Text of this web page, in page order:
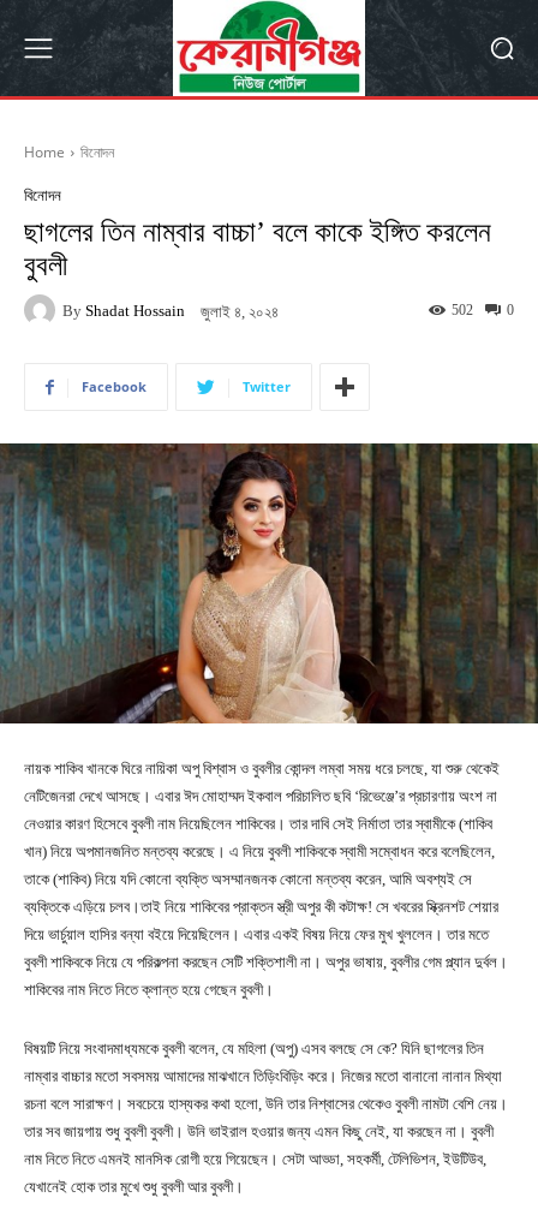
Home বিনোদন
বিনোদন
ছাগলের তিন নাম্বার বাচ্চা’ বলে কাকে ইঙ্গিত করলেন
বুবলী
By Shadat Hossain জুলাই ৪, ২০২৪ 0
502
Facebook Twitter
নায়ক শাকিব খানকে ঘিরে নায়িকা অপু বিশ্বাস ও বুবলীর কোন্দল লম্বা সময় ধরে চলছে, যা শুরু থেকেই
নেটিজেনরা দেখে আসছে। এবার ঈদ মোহাম্মদ ইকবাল পরিচালিত ছবি ‘রিভেঞ্জে’র প্রচারণায় অংশ না
নেওয়ার কারণ হিসেবে বুবলী নাম নিয়েছিলেন শাকিবের। তার দাবি সেই নির্মাতা তার স্বামীকে (শাকিব
খান) নিয়ে অপমানজনিত মন্তব্য করেছে। এ নিয়ে বুবলী শাকিবকে স্বামী সম্বোধন করে বলেছিলেন,
তাকে (শাকিব) নিয়ে যদি কোনো ব্যক্তি অসম্মানজনক কোনো মন্তব্য করেন, আমি অবশ্যই সে
ব্যক্তিকে এড়িয়ে চলব।তাই নিয়ে শাকিবের প্রাক্তন স্ত্রী অপুর কী কটাক্ষ! সে খবরের স্ক্রিনশট শেয়ার
দিয়ে ভার্চুয়াল হাসির বন্যা বইয়ে দিয়েছিলেন। এবার একই বিষয় নিয়ে ফের মুখ খুললেন। তার মতে
বুবলী শাকিবকে নিয়ে যে পরিকল্পনা করছেন সেটি শক্তিশালী না। অপুর ভাষায়, বুবলীর গেম প্ল্যান দুর্বল।
শাকিবের নাম নিতে নিতে ক্লান্ত হয়ে গেছেন বুবলী।
বিষয়টি নিয়ে সংবাদমাধ্যমকে বুবলী বলেন, যে মহিলা (অপু) এসব বলছে সে কে? যিনি ছাগলের তিন
নাম্বার বাচ্চার মতো সবসময় আমাদের মাঝখানে তিড়িংবিড়িং করে। নিজের মতো বানানো নানান মিথ্যা
রচনা বলে সারাক্ষণ। সবচেয়ে হাস্যকর কথা হলো, উনি তার নিশ্বাসের থেকেও বুবলী নামটা বেশি নেয়।
তার সব জায়গায় শুধু বুবলী বুবলী। উনি ভাইরাল হওয়ার জন্য এমন কিছু নেই, যা করছেন না। বুবলী
নাম নিতে নিতে এমনই মানসিক রোগী হয়ে গিয়েছেন। সেটা আড্ডা, সহকর্মী, টেলিভিশন, ইউটিউব,
যেখানেই হোক তার মুখে শুধু বুবলী আর বুবলী।